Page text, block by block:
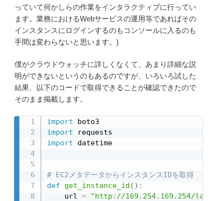
っていて何かしらの作業をインタラクティブに行ってい
ます。業務におけるWebサービスの運用等であればその
インスタンスにログインするのもコンソールに入るのも
手間は変わらないと思います。)
僕がクラウドウォッチに詳しくなくて、あまり詳細な説
明ができないというのもあるのですが、いろいろ試した
結果、以下のコードで取得できることが確認できたので
そのまま掲載します。
import
import
import datetime
# EC2メタデータからインスタンスIDを取得
def
get_instance_id ( ) :
    url
=
"http://169.254.169.254/